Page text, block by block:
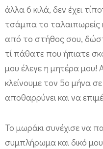
άλλα 6 κιλά, δεν έχει
τσάμπα το ταλαιπωρείς
από το στήθος σου,
τί πάθατε που ήπιατε
μου έλεγε η μητέρα μου!
κλείνουμε τον 5ο μήνα σε
αποθαρρύνει και να
Το μωράκι συνέχισε να
συμπλήρωμα και δικό